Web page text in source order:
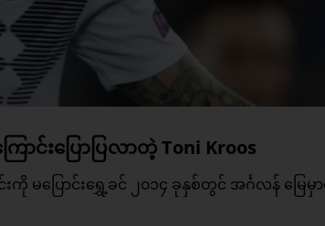
းပြောပြလာတဲ့ Toni Kroos
ပြောင်းရွှေ့ခင် ၂၀၁၄ ခုနှစ်တွင် အင်္ဂလန် မြေမှာ